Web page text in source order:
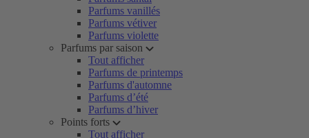
Parfums vanillés
Parfums vétiver
Parfums violette
Parfums par saison
Tout afficher
Parfums de printemps
Parfums d'automne
Parfums d’été
Parfums d’hiver
Points forts
Tout afficher